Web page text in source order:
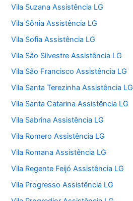
Vila Suzana Assistência LG
Vila Sônia Assistência LG
Vila Sofia Assistência LG
Vila São Silvestre Assistência LG
Vila São Francisco Assistência LG
Vila Santa Terezinha Assistência LG
Vila Santa Catarina Assistência LG
Vila Sabrina Assistência LG
Vila Romero Assistência LG
Vila Romana Assistência LG
Vila Regente Feijó Assistência LG
Vila Progresso Assistência LG